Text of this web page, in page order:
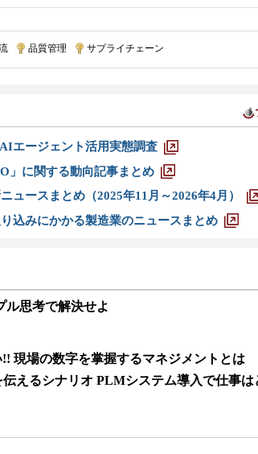
品質管理 サプライチェーン
エージェント活用実態調査
」に関する動向記事まとめ
ュースまとめ（2025年11月～2026年4月）
込みにかかる製造業のニュースまとめ
ル思考で解決せよ
現場の数字を掌握するマネジメントとは
えるシナリオ PLMシステム導入で仕事は